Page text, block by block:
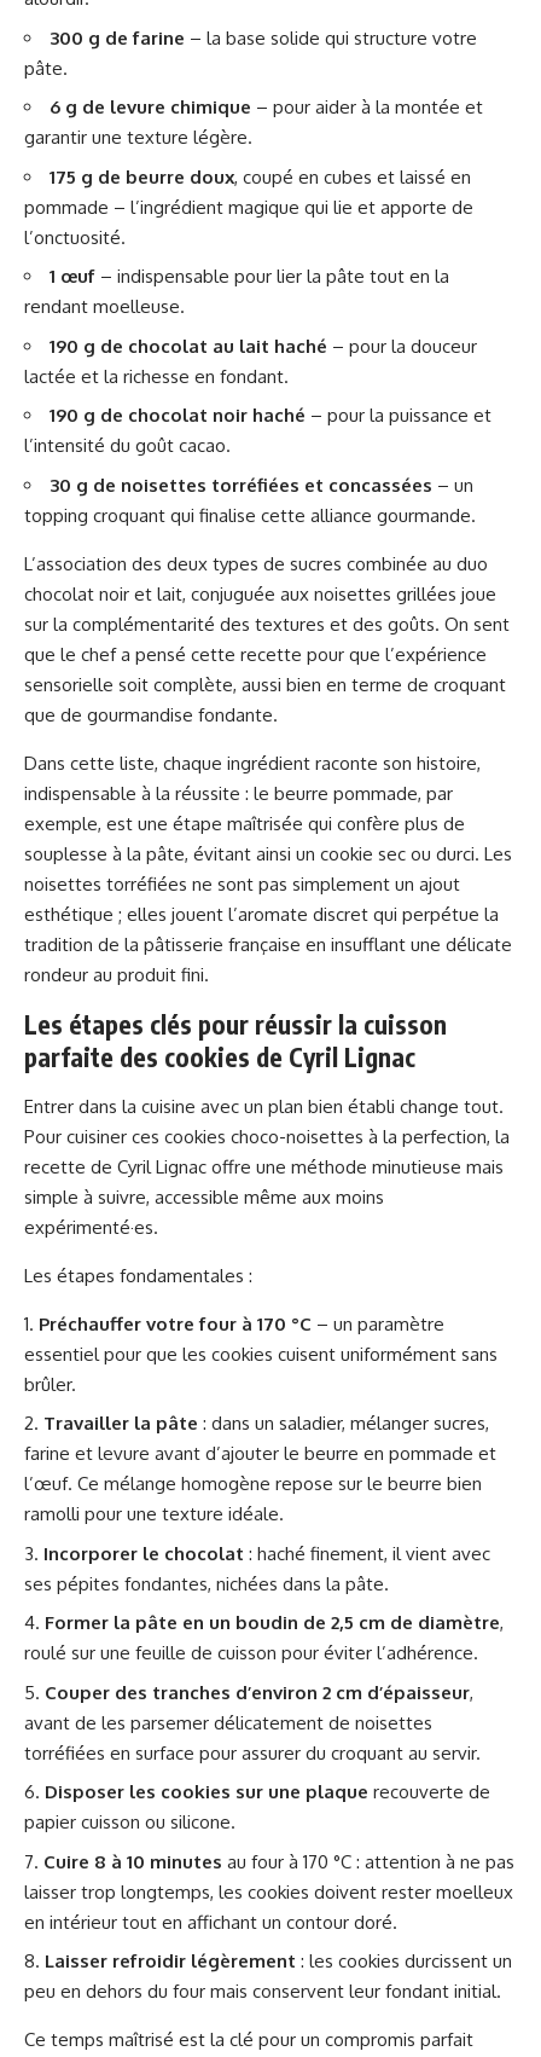
300 g de farine – la base solide qui structure votre
pâte.
6 g de levure chimique – pour aider à la montée et
garantir une texture légère.
175 g de beurre doux, coupé en cubes et laissé en
pommade – l’ingrédient magique qui lie et apporte de
l’onctuosité.
1 œuf – indispensable pour lier la pâte tout en la
rendant moelleuse.
190 g de chocolat au lait haché – pour la douceur
lactée et la richesse en fondant.
190 g de chocolat noir haché – pour la puissance et
l’intensité du goût cacao.
30 g de noisettes torréfiées et concassées – un
topping croquant qui finalise cette alliance gourmande.
L’association des deux types de sucres combinée au duo
chocolat noir et lait, conjuguée aux noisettes grillées joue
sur la complémentarité des textures et des goûts. On sent
que le chef a pensé cette recette pour que l’expérience
sensorielle soit complète, aussi bien en terme de croquant
que de gourmandise fondante.
Dans cette liste, chaque ingrédient raconte son histoire,
indispensable à la réussite : le beurre pommade, par
exemple, est une étape maîtrisée qui confère plus de
souplesse à la pâte, évitant ainsi un cookie sec ou durci. Les
noisettes torréfiées ne sont pas simplement un ajout
esthétique ; elles jouent l’aromate discret qui perpétue la
tradition de la pâtisserie française en insufflant une délicate
rondeur au produit fini.
Les étapes clés pour réussir la cuisson
parfaite des cookies de Cyril Lignac
Entrer dans la cuisine avec un plan bien établi change tout.
Pour cuisiner ces cookies choco-noisettes à la perfection, la
recette de Cyril Lignac offre une méthode minutieuse mais
simple à suivre, accessible même aux moins
expérimenté·es.
Les étapes fondamentales :
Préchauffer votre four à 170 °C – un paramètre
essentiel pour que les cookies cuisent uniformément sans
brûler.
Travailler la pâte : dans un saladier, mélanger sucres,
farine et levure avant d’ajouter le beurre en pommade et
l’œuf. Ce mélange homogène repose sur le beurre bien
ramolli pour une texture idéale.
Incorporer le chocolat : haché finement, il vient avec
ses pépites fondantes, nichées dans la pâte.
Former la pâte en un boudin de 2,5 cm de diamètre,
roulé sur une feuille de cuisson pour éviter l’adhérence.
Couper des tranches d’environ 2 cm d’épaisseur,
avant de les parsemer délicatement de noisettes
torréfiées en surface pour assurer du croquant au servir.
Disposer les cookies sur une plaque recouverte de
papier cuisson ou silicone.
Cuire 8 à 10 minutes au four à 170 °C : attention à ne pas
laisser trop longtemps, les cookies doivent rester moelleux
en intérieur tout en affichant un contour doré.
Laisser refroidir légèrement : les cookies durcissent un
peu en dehors du four mais conservent leur fondant initial.
Ce temps maîtrisé est la clé pour un compromis parfait